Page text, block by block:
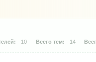
10 14